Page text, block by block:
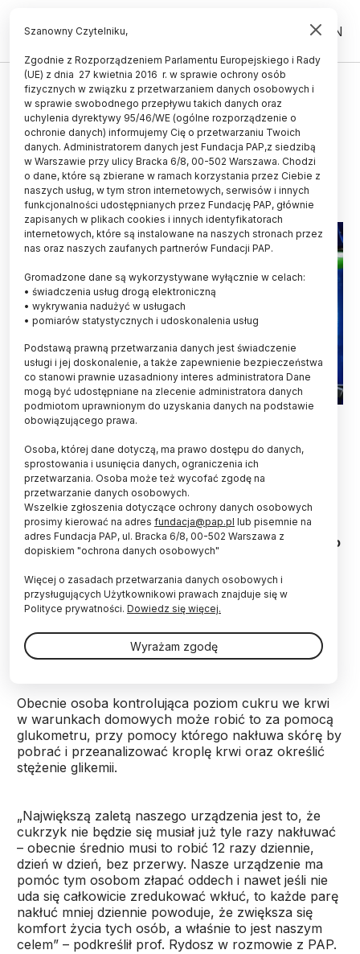
PL EN
ZDROWIE
„Alkomat” dla diabetyków – w
fazie badań klinicznych
14.09.2021
aktualizacja: 23.09.2021
3 minuty czytania
Read the English version of this article
Na zdjęciu prof. A. Rydosz z urządzeniem do monitorowania
składu wydychanego powietrza. fot. thefirstnews.com/kalbar
Działaniem i wyglądem przypomina zwykły
alkomat, ale zamiast w wydychanym powietrzu
mierzyć zawartość etanolu, określa poziom ciał
ketonowych i tym samym pozwala zdiagnozować
cukrzycę i monitorować jej przebieg. Ruszyły
badania kliniczne urządzenia określanego roboczo
jako Diabetomat.
Jego twórca – dr hab. inż. Artur Rydosz, prof.
przekonuje, że m.in. dzięki takim rozwiązaniom
diabetycy w przyszłości będą mogli żyć bez igieł.
Obecnie osoba kontrolująca poziom cukru we krwi
w warunkach domowych może robić to za pomocą
glukometru, przy pomocy którego nakłuwa skórę by
pobrać i przeanalizować kroplę krwi oraz określić
stężenie glikemii.
„Największą zaletą naszego urządzenia jest to, że
cukrzyk nie będzie się musiał już tyle razy nakłuwać
– obecnie średnio musi to robić 12 razy dziennie,
dzień w dzień, bez przerwy. Nasze urządzenie ma
pomóc tym osobom złapać oddech i nawet jeśli nie
uda się całkowicie zredukować wkłuć, to każde parę
nakłuć mniej dziennie powoduje, że zwiększa się
komfort życia tych osób, a właśnie to jest naszym
celem” – podkreślił prof. Rydosz w rozmowie z PAP.
Szanowny Czytelniku,
Zgodnie z Rozporządzeniem Parlamentu Europejskiego i Rady
(UE) z dnia 27 kwietnia 2016 r. w sprawie ochrony osób
fizycznych w związku z przetwarzaniem danych osobowych i
w sprawie swobodnego przepływu takich danych oraz
uchylenia dyrektywy 95/46/WE (ogólne rozporządzenie o
ochronie danych) informujemy Cię o przetwarzaniu Twoich
danych. Administratorem danych jest Fundacja PAP,z siedzibą
w Warszawie przy ulicy Bracka 6/8, 00-502 Warszawa. Chodzi
o dane, które są zbierane w ramach korzystania przez Ciebie z
naszych usług, w tym stron internetowych, serwisów i innych
funkcjonalności udostępnianych przez Fundację PAP, głównie
zapisanych w plikach cookies i innych identyfikatorach
internetowych, które są instalowane na naszych stronach przez
nas oraz naszych zaufanych partnerów Fundacji PAP.
Gromadzone dane są wykorzystywane wyłącznie w celach:
• świadczenia usług drogą elektroniczną
• wykrywania nadużyć w usługach
• pomiarów statystycznych i udoskonalenia usług
Podstawą prawną przetwarzania danych jest świadczenie
usługi i jej doskonalenie, a także zapewnienie bezpieczeństwa
co stanowi prawnie uzasadniony interes administratora Dane
mogą być udostępniane na zlecenie administratora danych
podmiotom uprawnionym do uzyskania danych na podstawie
obowiązującego prawa.
Osoba, której dane dotyczą, ma prawo dostępu do danych,
sprostowania i usunięcia danych, ograniczenia ich
przetwarzania. Osoba może też wycofać zgodę na
przetwarzanie danych osobowych.
Wszelkie zgłoszenia dotyczące ochrony danych osobowych
prosimy kierować na adres fundacja@pap.pl lub pisemnie na
adres Fundacja PAP, ul. Bracka 6/8, 00-502 Warszawa z
dopiskiem "ochrona danych osobowych"
Więcej o zasadach przetwarzania danych osobowych i
przysługujących Użytkownikowi prawach znajduje się w
Polityce prywatności. Dowiedz się więcej.
Wyrażam zgodę